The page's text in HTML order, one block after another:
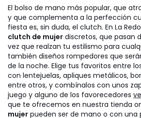
El bolso de mano más popular, que
y que complementa a la perfección
fiesta es, sin duda, el clutch. En La
clutch de mujer discretos, que pasan
vez que realzan tu estilismo para
también diseños rompedores que
de la noche. Elige tus favoritos entre
con lentejuelas, apliques metálicos,
entre otros, y combínalos con unos
juego y alguno de los favorecedores
que te ofrecemos en nuestra tienda
mujer pueden ser de mano o con